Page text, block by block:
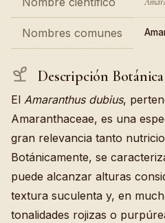
Nombres comunes
Descripción Botánica
El Amaranthus dubius,
Amaranthaceae, es una
gran relevancia tanto
Botánicamente, se
puede alcanzar alturas
textura suculenta y, en
tonalidades rojizas o